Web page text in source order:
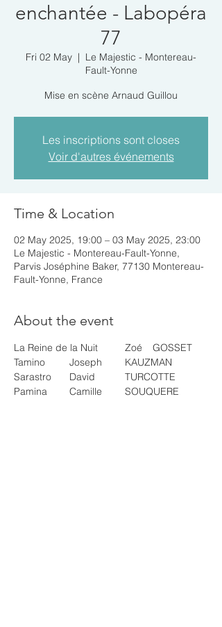
enchantée - Labopéra
77
Fri 02 May
  |
Le Majestic - Montereau-
Fault-Yonne
Mise en scène Arnaud Guillou
Les inscriptions sont closes
Voir d'autres événements
Time & Location
02 May 2025, 19:00 – 03 May 2025, 23:00
Le Majestic - Montereau-Fault-Yonne,
Parvis Joséphine Baker, 77130 Montereau-
Fault-Yonne, France
About the event
La Reine de la Nuit	Zoé 	GOSSET
Tamino	Joseph	KAUZMAN
Sarastro	David 	TURCOTTE
Pamina	Camille 	SOUQUERE